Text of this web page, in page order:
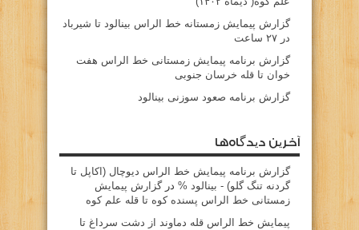
گزارش پیمایش زمستانه خط الراس بینالود تا شیرباد
در ۲۷ ساعت
گزارش برنامه پیمایش زمستانی خط الراس هفت
خوان تا قله خرسان جنوبی
گزارش برنامه صعود سوزنی بینالود
آخرین دیدگاه‌ها
گزارش برنامه پيمايش خط الراس ديوچال (اكاپل تا
گردنه تنگ گلو) - بينالود % درگزارش پیمایش
زمستانی خط الراس پسنده کوه تا قله علم کوه
پيمايش خط الراس قله دماوند از دشت سرداغ تا